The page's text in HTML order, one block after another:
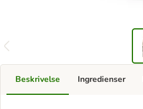
Beskrivelse Ingredienser